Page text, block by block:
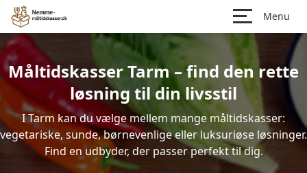
Menu
Måltidskasser Tarm – find den rette
løsning til din livsstil
I Tarm kan du vælge mellem mange måltidskasser:
vegetariske, sunde, børnevenlige eller luksuriøse løsninger.
Find en udbyder, der passer perfekt til dig.